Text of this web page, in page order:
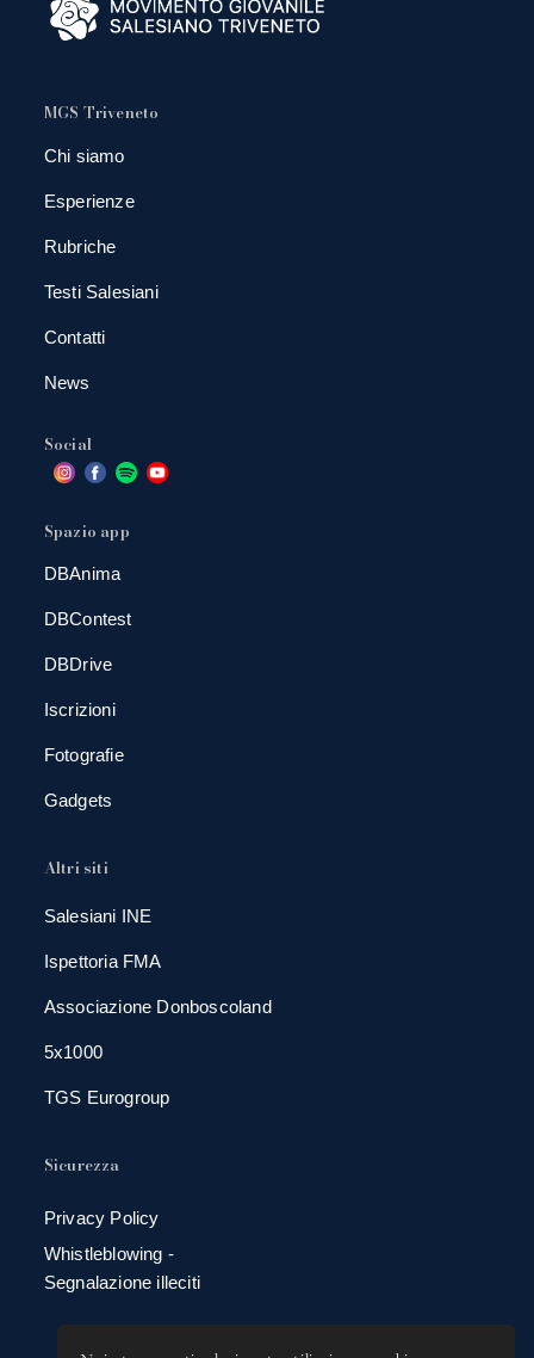
MGS Triveneto
Chi siamo
Esperienze
Rubriche
Testi Salesiani
Contatti
News
Social
Spazio app
DBAnima
DBContest
DBDrive
Iscrizioni
Fotografie
Gadgets
Altri siti
Salesiani INE
Ispettoria FMA
Associazione Donboscoland
5x1000
TGS Eurogroup
Sicurezza
Privacy Policy
Whistleblowing -
Segnalazione illeciti